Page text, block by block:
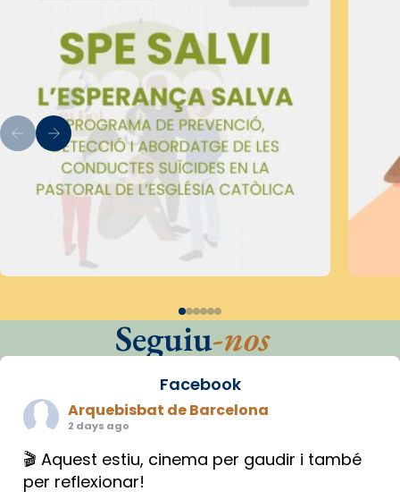
Seguiu-nos
Facebook
Arquebisbat de Barcelona
2 days ago
🎬 Aquest estiu, cinema per gaudir i també
per reflexionar!